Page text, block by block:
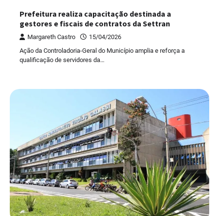
Prefeitura realiza capacitação destinada a
gestores e fiscais de contratos da Settran
Margareth Castro
15/04/2026
Ação da Controladoria-Geral do Município amplia e reforça a
qualificação de servidores da…